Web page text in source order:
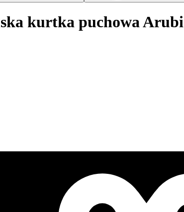
kurtka puchowa Arubi